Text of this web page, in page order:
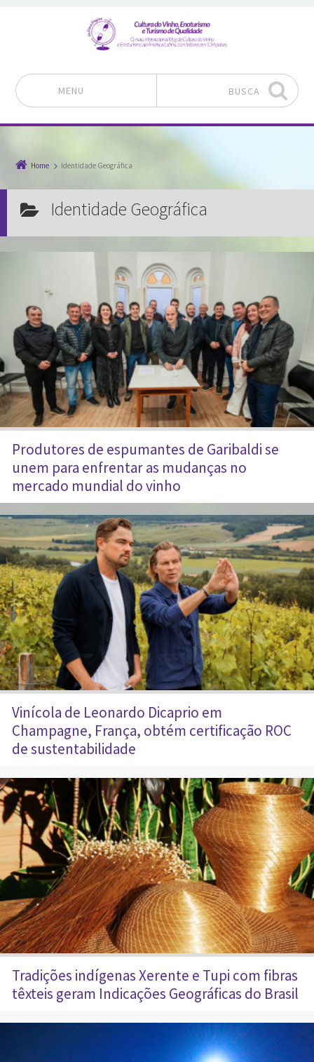
MENU BUSCA
Home Identidade Geográfica
Identidade Geográfica
Produtores de espumantes de Garibaldi se
unem para enfrentar as mudanças no
mercado mundial do vinho
Vinícola de Leonardo Dicaprio em
Champagne, França, obtém certificação ROC
de sustentabilidade
Tradições indígenas Xerente e Tupi com fibras
têxteis geram Indicações Geográficas do Brasil